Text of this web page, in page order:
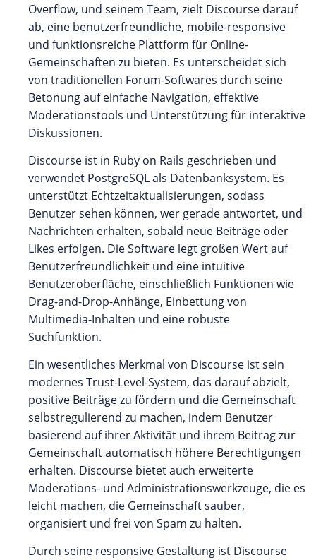
Overflow, und seinem Team, zielt Discourse darauf
ab, eine benutzerfreundliche, mobile-responsive
und funktionsreiche Plattform für Online-
Gemeinschaften zu bieten. Es unterscheidet sich
von traditionellen Forum-Softwares durch seine
Betonung auf einfache Navigation, effektive
Moderationstools und Unterstützung für interaktive
Diskussionen.
Discourse ist in Ruby on Rails geschrieben und
verwendet PostgreSQL als Datenbanksystem. Es
unterstützt Echtzeitaktualisierungen, sodass
Benutzer sehen können, wer gerade antwortet, und
Nachrichten erhalten, sobald neue Beiträge oder
Likes erfolgen. Die Software legt großen Wert auf
Benutzerfreundlichkeit und eine intuitive
Benutzeroberfläche, einschließlich Funktionen wie
Drag-and-Drop-Anhänge, Einbettung von
Multimedia-Inhalten und eine robuste
Suchfunktion.
Ein wesentliches Merkmal von Discourse ist sein
modernes Trust-Level-System, das darauf abzielt,
positive Beiträge zu fördern und die Gemeinschaft
selbstregulierend zu machen, indem Benutzer
basierend auf ihrer Aktivität und ihrem Beitrag zur
Gemeinschaft automatisch höhere Berechtigungen
erhalten. Discourse bietet auch erweiterte
Moderations- und Administrationswerkzeuge, die es
leicht machen, die Gemeinschaft sauber,
organisiert und frei von Spam zu halten.
Durch seine responsive Gestaltung ist Discourse